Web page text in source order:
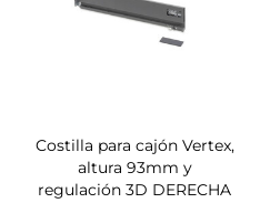
Costilla para cajón Vertex,
altura 93mm y
regulación 3D DERECHA